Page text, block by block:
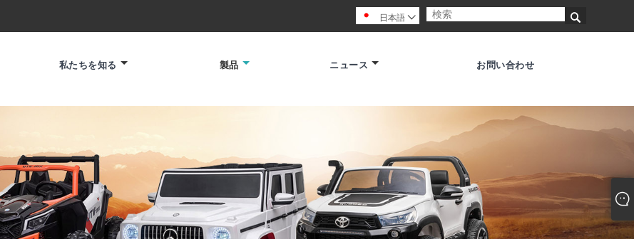

日本語 
私たちを知る 製品 ニュース お問い合わせ